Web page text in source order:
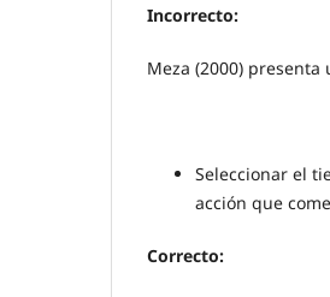
Incorrecto:
Meza (2000)
Seleccionar el
acción que
Correcto: